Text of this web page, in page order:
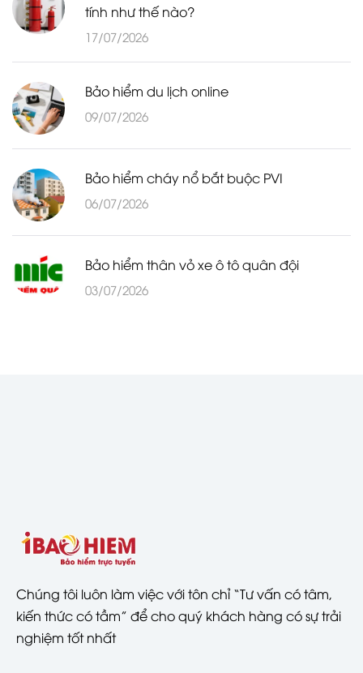
tính như thế nào?
17/07/2026
Bảo hiểm du lịch online
09/07/2026
Bảo hiểm cháy nổ bắt buộc PVI
06/07/2026
Bảo hiểm thân vỏ xe ô tô quân đội
03/07/2026
Chúng tôi luôn làm việc với tôn chỉ “Tư vấn có tâm,
kiến thức có tầm” để cho quý khách hàng có sự trải
nghiệm tốt nhất